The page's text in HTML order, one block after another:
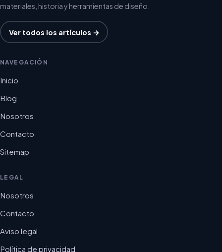
materiales, historia y herramientas de diseño.
Ver todos los artículos →
NAVEGACIÓN
Inicio
Blog
Nosotros
Contacto
Sitemap
LEGAL
Nosotros
Contacto
Aviso legal
Política de privacidad